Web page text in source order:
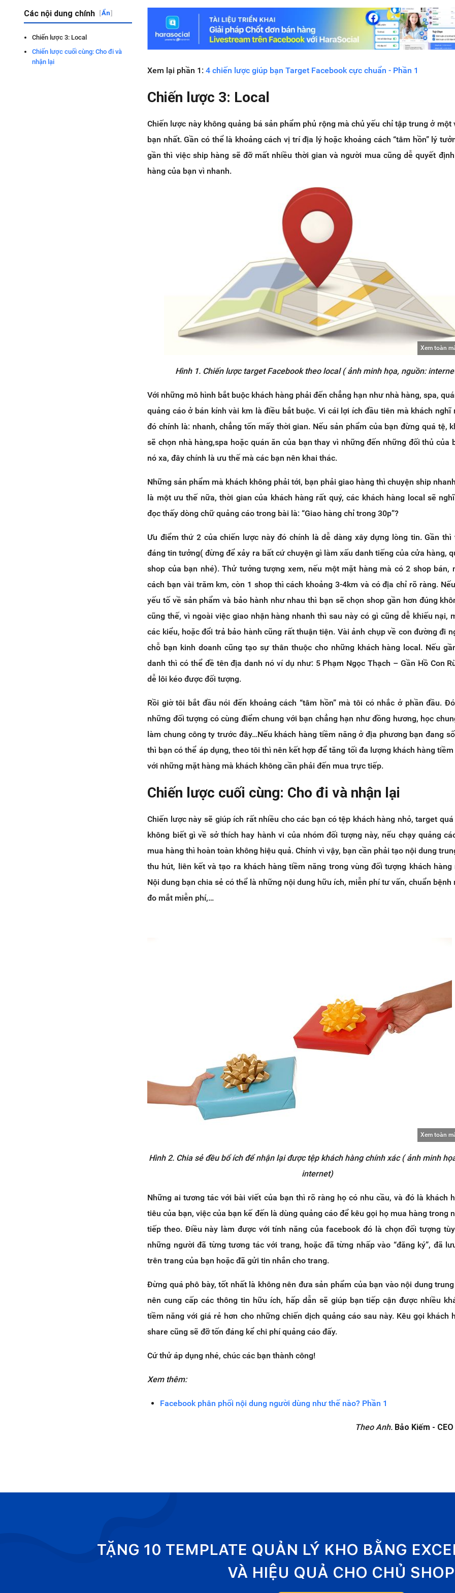
Các nội dung chính [Ẩn]
Chiến lược 3: Local
Chiến lược cuối cùng: Cho đi và
nhận lại
Xem lại phần 1:4 chiến lược giúp bạn Target Facebook cực chuẩn - Phần 1
Chiến lược 3: Local
Chiến lược này không quảng bá sản phẩm phủ rộng mà chủ yếu chỉ tập trung ở một
bạn nhất. Gần có thể là khoảng cách vị trí địa lý hoặc khoảng cách “tâm hồn” lý
gần thì việc ship hàng sẽ đỡ mất nhiều thời gian và người mua cũng dễ quyết
hàng của bạn vì nhanh.
Xem toàn
Hình 1. Chiến lược target Facebook theo local ( ảnh minh họa, nguồn:
Với những mô hình bắt buộc khách hàng phải đến chẳng hạn như nhà hàng, spa,
quảng cáo ở bán kính vài km là điều bắt buộc. Vì cái lợi ích đầu tiên mà khách nghĩ
đó chính là: nhanh, chẳng tốn mấy thời gian. Nếu sản phẩm của bạn đừng quá tệ,
sẽ chọn nhà hàng,spa hoặc quán ăn của bạn thay vì những đến những đối thủ của
nó xa, đây chính là ưu thế mà các bạn nên khai thác.
Những sản phẩm mà khách không phải tới, bạn phải giao hàng thì chuyện ship
là một ưu thế nữa, thời gian của khách hàng rất quý, các khách hàng local sẽ
đọc thấy dòng chữ quảng cáo trong bài là: “Giao hàng chỉ trong 30p”?
Ưu điểm thứ 2 của chiến lược này đó chính là dễ dàng xây dựng lòng tin. Gần thì
đáng tin tưởng( đừng để xảy ra bất cứ chuyện gì làm xấu danh tiếng của cửa hàng,
shop của bạn nhé). Thử tưởng tượng xem, nếu một mặt hàng mà có 2 shop bán,
cách bạn vài trăm km, còn 1 shop thì cách khoảng 3-4km và có địa chỉ rõ ràng.
yếu tố về sản phẩm và bảo hành như nhau thì bạn sẽ chọn shop gần hơn đúng
cũng thế, vì ngoài việc giao nhận hàng nhanh thì sau này có gì cũng dễ khiếu nại,
các kiểu, hoặc đổi trả bảo hành cũng rất thuận tiện. Vài ảnh chụp về con đường đi
chỗ bạn kinh doanh cũng tạo sự thân thuộc cho những khách hàng local. Nếu
danh thì có thể đề tên địa danh nó ví dụ như: 5 Phạm Ngọc Thạch – Gần Hồ Con
dễ lôi kéo được đối tượng.
Rồi giờ tôi bắt đầu nói đến khoảng cách “tâm hồn” mà tôi có nhắc ở phần đầu.
những đối tượng có cùng điểm chung với bạn chẳng hạn như đồng hương, học
làm chung công ty trước đây…Nếu khách hàng tiềm năng ở địa phương bạn đang
thì bạn có thể áp dụng, theo tôi thì nên kết hợp để tăng tối đa lượng khách hàng
với những mặt hàng mà khách không cần phải đến mua trực tiếp.
Chiến lược cuối cùng: Cho đi và nhận lại
Chiến lược này sẽ giúp ích rất nhiều cho các bạn có tệp khách hàng nhỏ, target quá
không biết gì về sở thích hay hành vi của nhóm đối tượng này, nếu chạy quảng
mua hàng thì hoàn toàn không hiệu quả. Chính vì vậy, bạn cần phải tạo nội dung
thu hút, liên kết và tạo ra khách hàng tiềm năng trong vùng đối tượng khách hàng
Nội dung bạn chia sẻ có thể là những nội dung hữu ích, miễn phí tư vấn, chuẩn bệnh
đo mắt miễn phí,…
Xem toàn
Hình 2. Chia sẻ đều bổ ích để nhận lại được tệp khách hàng chính xác ( ảnh minh
internet)
Những ai tương tác với bài viết của bạn thì rõ ràng họ có nhu cầu, và đó là khách
tiêu của bạn, việc của bạn kế đến là dùng quảng cáo để kêu gọi họ mua hàng trong
tiếp theo. Điều này làm được với tính năng của facebook đó là chọn đối tượng
những người đã từng tương tác với trang, hoặc đã từng nhấp vào “đăng ký”, đã
trên trang của bạn hoặc đã gửi tin nhắn cho trang.
Đừng quá phô bày, tốt nhất là không nên đưa sản phẩm của bạn vào nội dung
nên cung cấp các thông tin hữu ích, hấp dẫn sẽ giúp bạn tiếp cận được nhiều
tiềm năng với giá rẻ hơn cho những chiến dịch quảng cáo sau này. Kêu gọi khách
share cũng sẽ đỡ tốn đáng kể chi phí quảng cáo đấy.
Cứ thử áp dụng nhé, chúc các bạn thành công!
Xem thêm:
Facebook phân phối nội dung người dùng như thế nào? Phần 1
Theo Anh. Bảo Kiếm -
TẶNG 10 TEMPLATE QUẢN LÝ KHO BẰNG
VÀ HIỆU QUẢ CHO CHỦ SHOP